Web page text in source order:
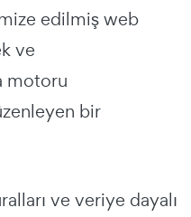
edilmiş web
ve
motoru
bir
ve veriye dayalı